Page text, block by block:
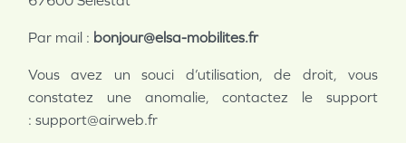
Par mail : bonjour@elsa-mobilites.fr
Vous avez un souci d’utilisation, de droit, vous
constatez une anomalie, contactez le support
: support@airweb.fr